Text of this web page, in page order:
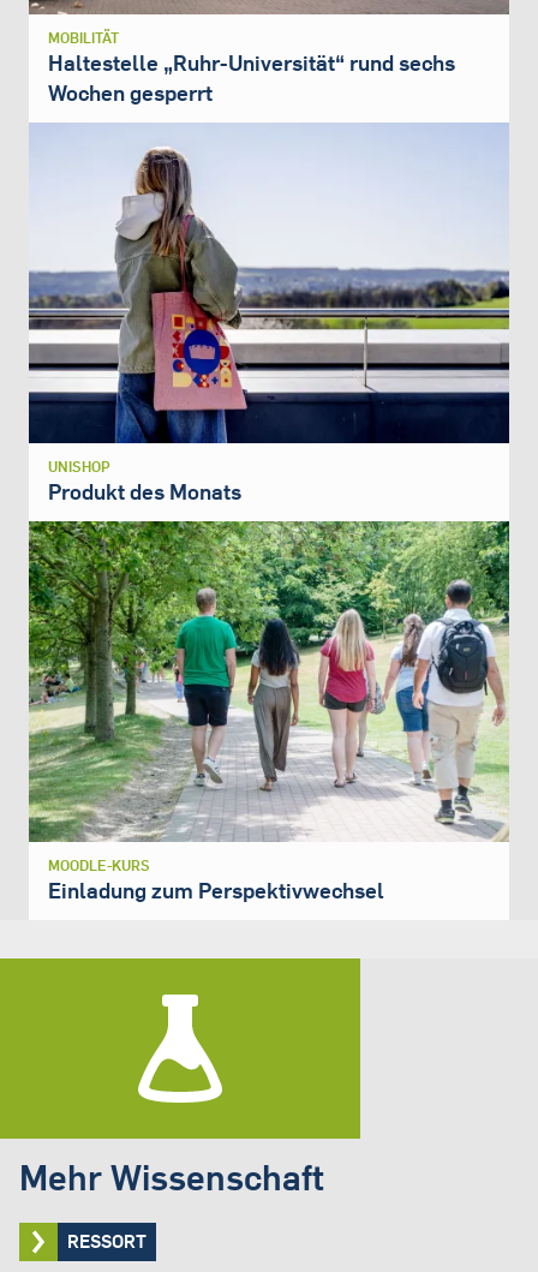
MOBILITÄT
Haltestelle „Ruhr-Universität“ rund sechs
Wochen gesperrt
UNISHOP
Produkt des Monats
MOODLE-KURS
Einladung zum Perspektivwechsel
Mehr Wissenschaft
RESSORT